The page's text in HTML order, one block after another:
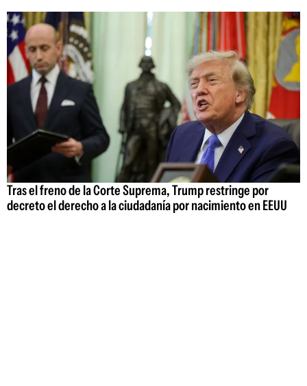
Tras el freno de la Corte Suprema, Trump restringe por
decreto el derecho a la ciudadanía por nacimiento en EEUU